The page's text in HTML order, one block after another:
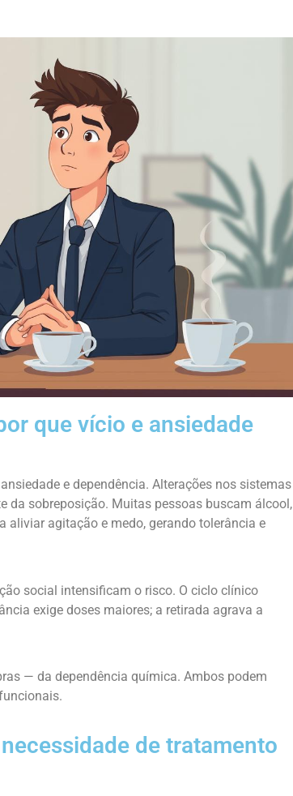
que vício e ansiedade
e dependência. Alterações nos sistemas
da sobreposição. Muitas pessoas buscam álcool,
aliviar agitação e medo, gerando tolerância e
social intensificam o risco. O ciclo clínico
exige doses maiores; a retirada agrava a
— da dependência química. Ambos podem
de tratamento